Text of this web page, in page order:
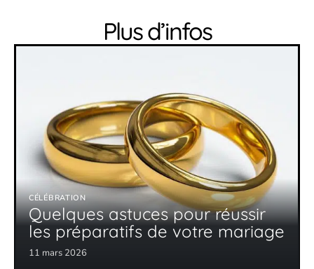
Plus d’infos
CÉLÉBRATION
Quelques astuces pour réussir
les préparatifs de votre mariage
11 mars 2026